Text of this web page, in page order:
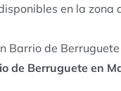
en la zona
Barrio de
de Berruguete en